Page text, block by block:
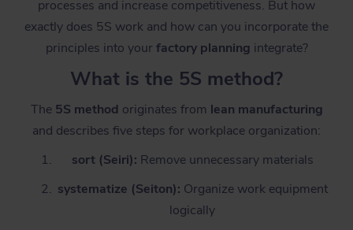
processes and increase competitiveness. But how
exactly does 5S work and how can you incorporate the
principles into yourfactory planning integrate?
What is the 5S method?
The 5S method originates from lean manufacturing
and describes five steps for workplace organization:
sort (Seiri): Remove unnecessary materials
systematize (Seiton): Organize work equipment
logically